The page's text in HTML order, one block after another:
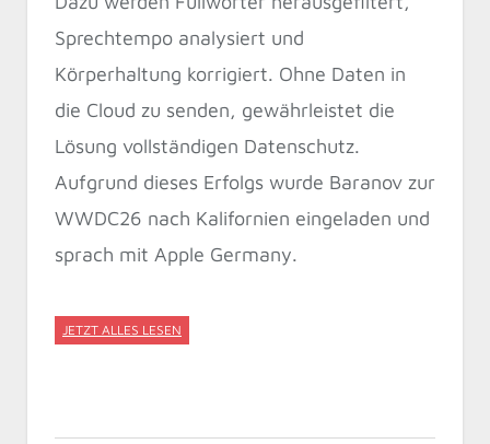
Sprechtempo analysiert und
Körperhaltung korrigiert. Ohne Daten in
die Cloud zu senden, gewährleistet die
Lösung vollständigen Datenschutz.
Aufgrund dieses Erfolgs wurde Baranov zur
WWDC26 nach Kalifornien eingeladen und
sprach mit Apple Germany.
JETZT ALLES LESEN